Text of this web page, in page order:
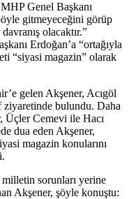
Genel Başkanı
gitmeyeceğini görüp
olacaktır.”
Erdoğan’a “ortağıyla
“siyasi magazin” olarak
gelen Akşener, Acıgöl
ziyaretinde bulundu. Daha
Üçler Cemevi ile Hacı
dua eden Akşener,
magazin konularını
sorunları yerine
Akşener, şöyle konuştu: